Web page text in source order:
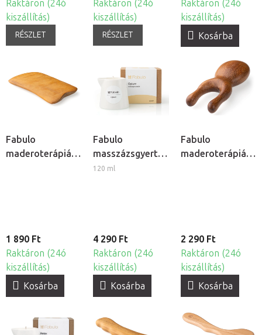
Raktáron (24ó
kiszállítás)
RÉSZLET
Raktáron (24ó
kiszállítás)
RÉSZLET
Raktáron (24ó
kiszállítás)
Kosárba
Fabulo
maderoterápiás
1 890 Ft
Raktáron (24ó
kiszállítás)
Kosárba
Fabulo
masszázsgyertya
- Ópium
120 ml
4 290 Ft
Raktáron (24ó
kiszállítás)
Kosárba
Fabulo
maderoterápiás
2 290 Ft
Raktáron (24ó
kiszállítás)
Kosárba